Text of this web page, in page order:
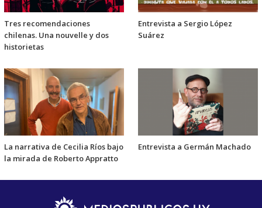
Tres recomendaciones
chilenas. Una nouvelle y dos
historietas
Entrevista a Sergio López
Suárez
La narrativa de Cecilia Ríos bajo
la mirada de Roberto Appratto
Entrevista a Germán Machado